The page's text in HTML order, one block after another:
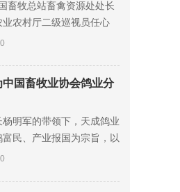
畜牧总站畜禽资源处处长
农村厅二级巡视员任心
推广总站站长睢富根莅临
国畜牧业协会鸽业分
明军的带领下，天成鸽业
富民、产业报国为宗旨，以
现代鸽业为理念，以创建